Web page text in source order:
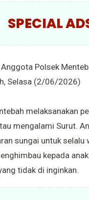
SPECIAL
Polsek
Selasa (2/06/2026)
melaksanakan
mengalami Surut.
sungai untuk
kepada
tidak di inginkan.